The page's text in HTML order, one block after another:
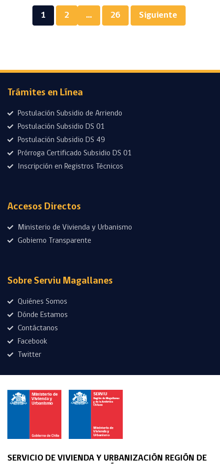
1 2 … 26 Siguiente
Trámites en Línea
Postulación Subsidio de Arriendo
Postulación Subsidio DS 01
Postulación Subsidio DS 49
Prórroga Certificado Subsidio DS 01
Inscripción en Registros Técnicos
Accesos Directos
Ministerio de Vivienda y Urbanismo
Gobierno Transparente
Sobre Serviu Magallanes
Quiénes Somos
Dónde Estamos
Contáctanos
Facebook
Twitter
SERVICIO DE VIVIENDA Y URBANIZACIÓN REGIÓN DE